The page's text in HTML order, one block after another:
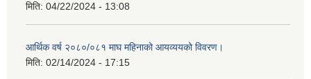
मिति: 04/22/2024 - 13:08
आर्थिक वर्ष २०८०/०८१ माघ महिनाको आयव्ययको विवरण।
मिति: 02/14/2024 - 17:15